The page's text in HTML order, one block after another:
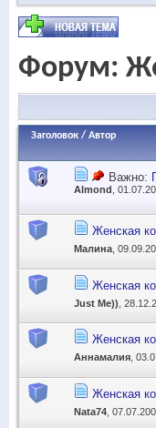
Форум:
Заголовок / Автор
Важно:
Almond ,
Женская
Малина ,
Женская
Just Me)) ,
Женская
Аннамалия ,
Женская
Nata74 ,